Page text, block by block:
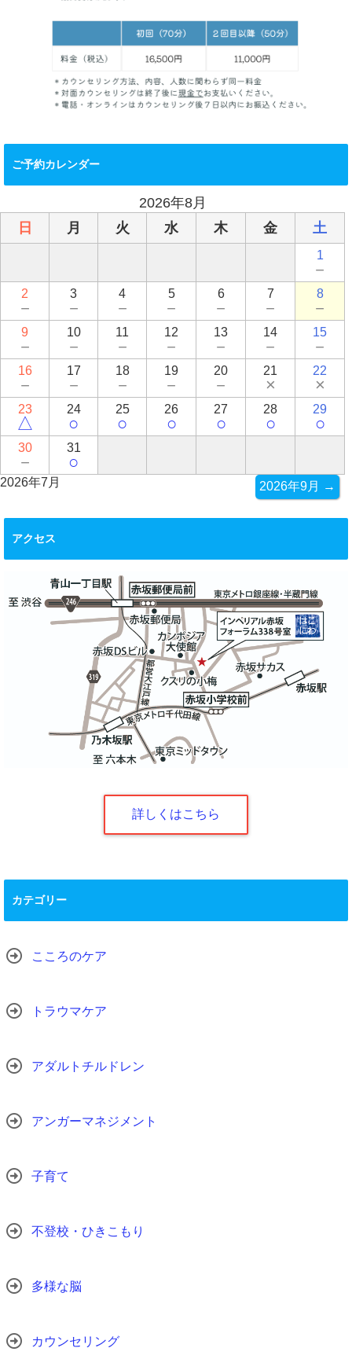
ご予約カレンダー
2026年8月
日
月 火 水 木 金 土
1
－
2
－
3
－
4
－
5
－
6
－
7
－
8
－
9
－
10
－
11
－
12
－
13
－
14
－
15
－
16
－
17
－
18
－
19
－
20
－
21
×
22
×
23
△
24
○
25
○
26
○
27
○
28
○
29
○
30
－
31
○
2026年7月 2026年9月 →
アクセス
詳しくはこちら
カテゴリー
こころのケア
トラウマケア
アダルトチルドレン
アンガーマネジメント
子育て
不登校・ひきこもり
多様な脳
カウンセリング